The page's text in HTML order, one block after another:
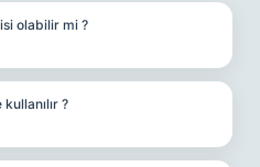
olabilir mi ?
?